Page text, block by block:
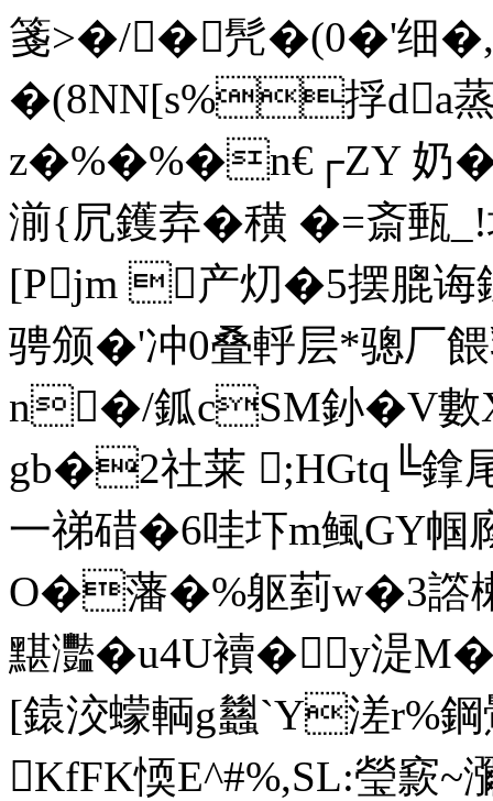
箋>�/�髠�(0�'细�,
�(8NN[s%捊da蒸
z�%�%�n€┌ZY 奶�
湔{凥鑊弆�穔 �=斎甀
[Pjm 产灱�5摆膍
骋颁�'冲0叠軤层*骢
n�/鈲cSМ釥�V數
gb�2社莱 ;HGtq╚鎿
一祶碏�6哇圷m鲺GY帼
O�藩�%躯菿w�3譗
黮灩�u4U襩�y湜
[鎱洨蠓輌g蠿`Y溠r%鋼
KfFK愞E^#%,SL:瑩窾